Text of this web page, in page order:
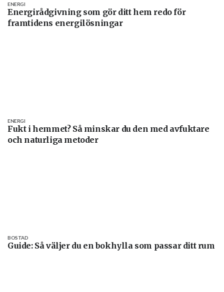
Energirådgivning som gör ditt hem redo för
framtidens energilösningar
ENERGI
Fukt i hemmet? Så minskar du den med avfuktare
och naturliga metoder
ENERGI
Guide: Så väljer du en bokhylla som passar ditt rum
BOSTAD